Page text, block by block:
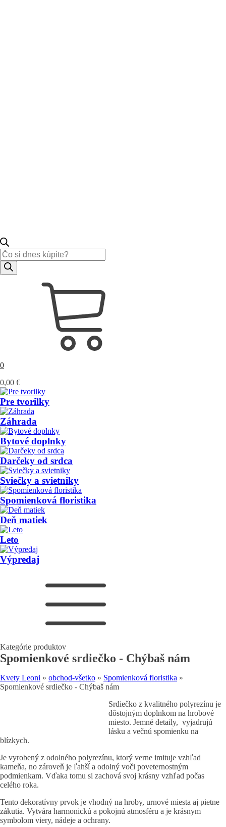
Products
search
0
0,00 €
Pre tvorilky
Záhrada
Bytové doplnky
Darčeky od srdca
Sviečky a svietniky
Spomienková floristika
Deň matiek
Leto
Výpredaj
Kategórie produktov
Spomienkové srdiečko - Chýbaš nám
Kvety Leoni » obchod-všetko » Spomienková floristika »
Spomienkové srdiečko - Chýbaš nám
Srdiečko z kvalitného polyrezínu je
dôstojným doplnkom na hrobové
miesto. Jemné detaily, vyjadrujú
lásku a večnú spomienku na
blízkych.
Je vyrobený z odolného polyrezínu, ktorý verne imituje vzhľad
kameňa, no zároveň je ľahší a odolný voči poveternostným
podmienkam. Vďaka tomu si zachová svoj krásny vzhľad počas
celého roka.
Tento dekoratívny prvok je vhodný na hroby, urnové miesta aj pietne
zákutia. Vytvára harmonickú a pokojnú atmosféru a je krásnym
symbolom viery, nádeje a ochrany.